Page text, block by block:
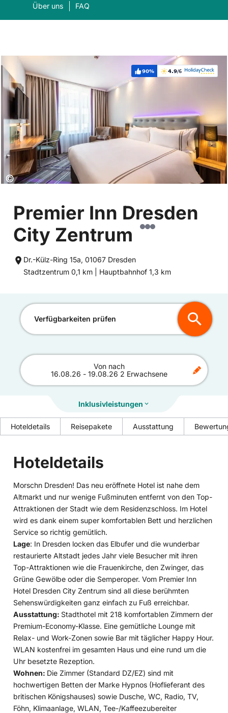
Über uns FAQ
Was suchen Sie?
Weiterempfehlung:
90% Bewertung:
4.9/6
Copyright:
©
Premier Inn Dresden
City Zentrum
Dr.-Külz-Ring 15a, 01067 Dresden
Entfernung
Stadtzentrum 0,1 km | Entfernung
Hauptbahnhof 1,3 km
Verfügbarkeiten prüfen
Von nach
16.08.26 - 19.08.26 2 Erwachsene
Inklusivleistungen
Hoteldetails Reisepakete Ausstattung
Hoteldetails
Morschn Dresden! Das neu eröffnete Hotel ist nahe dem
Altmarkt und nur wenige Fußminuten entfernt von den Top-
Attraktionen der Stadt wie dem Residenzschloss. Im Hotel
wird es dank einem super komfortablen Bett und herzlichen
Service so richtig gemütlich.
Lage: In Dresden locken das Elbufer und die wunderbar
restaurierte Altstadt jedes Jahr viele Besucher mit ihren
Top-Attraktionen wie die Frauenkirche, den Zwinger, das
Grüne Gewölbe oder die Semperoper. Vom Premier Inn
Hotel Dresden City Zentrum sind all diese berühmten
Sehenswürdigkeiten ganz einfach zu Fuß erreichbar.
Ausstattung: Stadthotel mit 218 komfortablen Zimmern der
Premium-Economy-Klasse. Eine gemütliche Lounge mit
Relax- und Work-Zonen sowie Bar mit täglicher Happy Hour.
WLAN kostenfrei im gesamten Haus und eine rund um die
Uhr besetzte Rezeption.
Wohnen: Die Zimmer (Standard DZ/EZ) sind mit
hochwertigen Betten der Marke Hypnos (Hoflieferant des
britischen Königshauses) sowie Dusche, WC, Radio, TV,
Föhn, Klimaanlage, WLAN, Tee-/Kaffeezubereiter